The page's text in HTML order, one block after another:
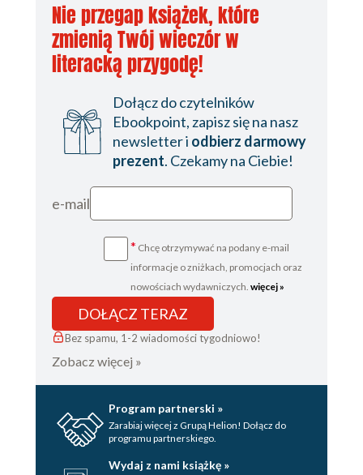
Nie przegap książek, które
zmienią Twój wieczór w
literacką przygodę!
Dołącz do czytelników
Ebookpoint, zapisz się na nasz
newsletter i odbierz darmowy
prezent. Czekamy na Ciebie!
e-mail
* Chcę otrzymywać na podany e-mail
informacje o zniżkach, promocjach oraz
nowościach wydawniczych. więcej »
DOŁĄCZ TERAZ
Bez spamu, 1-2 wiadomości tygodniowo!
Zobacz więcej »
Program partnerski »
Zarabiaj więcej z Grupą Helion! Dołącz do
programu partnerskiego.
Wydaj z nami książkę »